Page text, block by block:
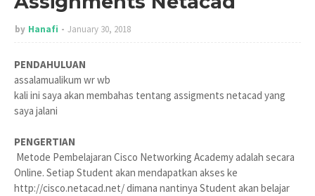
by Hanafi January 30, 2018
PENDAHULUAN
assalamualikum wr wb
kali ini saya akan membahas tentang assigments netacad yang
saya jalani
PENGERTIAN
Metode Pembelajaran Cisco Networking Academy adalah secara
Online. Setiap Student akan mendapatkan akses ke
http://cisco.netacad.net/ dimana nantinya Student akan belajar